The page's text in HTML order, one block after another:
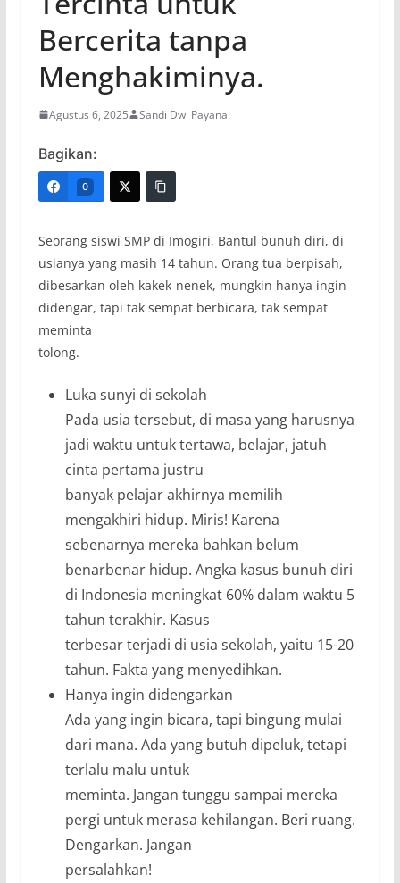
Bercerita tanpa
Menghakiminya.
Agustus 6, 2025 Sandi Dwi Payana
Bagikan:
0
Seorang siswi SMP di Imogiri, Bantul bunuh diri, di
usianya yang masih 14 tahun. Orang tua berpisah,
dibesarkan oleh kakek-nenek, mungkin hanya ingin
didengar, tapi tak sempat berbicara, tak sempat
meminta
tolong.
Luka sunyi di sekolah
Pada usia tersebut, di masa yang harusnya
jadi waktu untuk tertawa, belajar, jatuh
cinta pertama justru
banyak pelajar akhirnya memilih
mengakhiri hidup. Miris! Karena
sebenarnya mereka bahkan belum
benarbenar hidup. Angka kasus bunuh diri
di Indonesia meningkat 60% dalam waktu 5
tahun terakhir. Kasus
terbesar terjadi di usia sekolah, yaitu 15-20
tahun. Fakta yang menyedihkan.
Hanya ingin didengarkan
Ada yang ingin bicara, tapi bingung mulai
dari mana. Ada yang butuh dipeluk, tetapi
terlalu malu untuk
meminta. Jangan tunggu sampai mereka
pergi untuk merasa kehilangan. Beri ruang.
Dengarkan. Jangan
persalahkan!